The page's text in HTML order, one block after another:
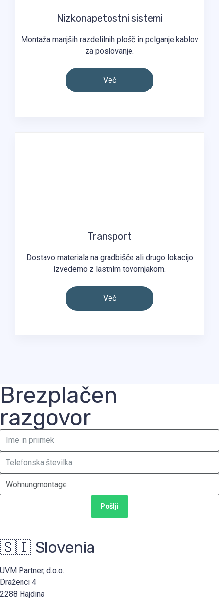
Nizkonapetostni sistemi
Montaža manjših razdelilnih plošč in polganje kablov
za poslovanje.
Več
Transport
Dostavo materiala na gradbišče ali drugo lokacijo
izvedemo z lastnim tovornjakom.
Več
Brezplačen
razgovor
Pošlji
🇸🇮 Slovenia
UVM Partner, d.o.o.
Draženci 4
2288 Hajdina